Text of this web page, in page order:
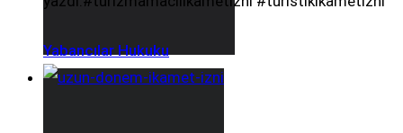
Yabancılar Hukuku